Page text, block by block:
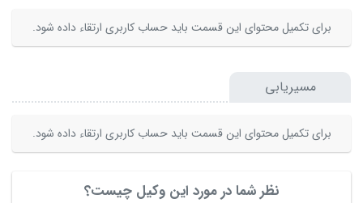
برای تکمیل محتوای این قسمت باید حساب کاربری ارتقاء داده شود.
مسیریابی
برای تکمیل محتوای این قسمت باید حساب کاربری ارتقاء داده شود.
نظر شما در مورد این وکیل چیست؟